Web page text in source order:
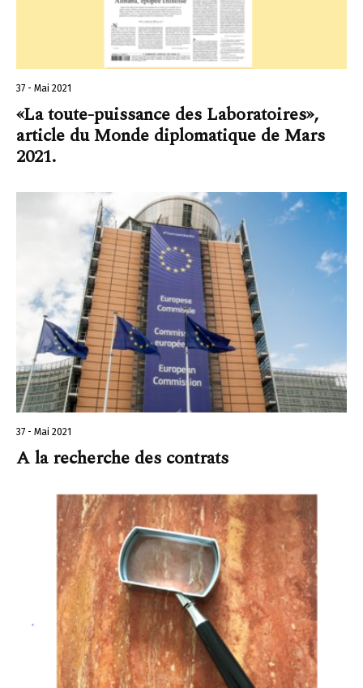
37 - Mai 2021
«La toute-puissance des Laboratoires»,
article du Monde diplomatique de Mars
2021.
37 - Mai 2021
A la recherche des contrats